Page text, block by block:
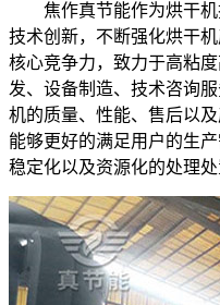
焦作真节能作为烘干机
技术创新，不断强化烘干
核心竞争力，致力于高粘
发、设备制造、技术咨询
机的质量、性能、售后以
能够更好的满足用户的生
稳定化以及资源化的处理